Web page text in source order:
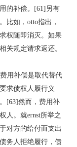
的补偿。[61]另有
比如，otto指出，
权随即消灭。如果
关规定请求返还。
用补偿是取代替代
求债权人履行义
[63]然而，费用补
人。就ernst所举之
对方的给付而支出
务人拒绝履行，债